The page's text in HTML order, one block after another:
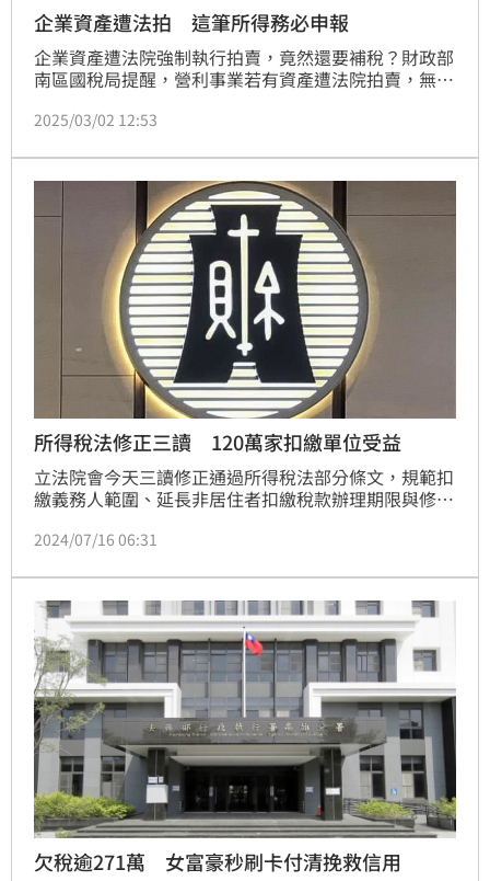
企業資產遭法拍 這筆所得務必申報
企業資產遭法院強制執行拍賣，竟然還要補稅？財政部
南區國稅局提醒，營利事業若有資產遭法院拍賣，無論
得總額，否則恐遭補稅並面臨罰款。
2025/03/02 12:53
所得稅法修正三讀 120萬家扣繳單位受益
立法院會今天三讀修正通過所得稅法部分條文，規範扣
繳義務人範圍、延長非居住者扣繳稅款辦理期限與修正
度。
2024/07/16 06:31
欠稅逾271萬 女富豪秒刷卡付清挽救信用